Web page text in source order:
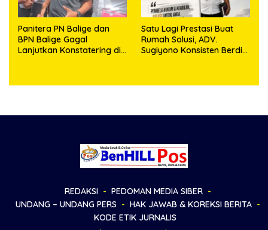
Panitera PN Balige dan
BPN Balige Gagal
Lanjutkan Konstatering di
Satu Lagi Prestasi Buat
Rumah Solusi, ADV.
Sugiyono Konsisten Berdiri
REDAKSI
PEDOMAN MEDIA SIBER
UNDANG – UNDANG PERS
HAK JAWAB & KOREKSI BERITA
KODE ETIK JURNALIS